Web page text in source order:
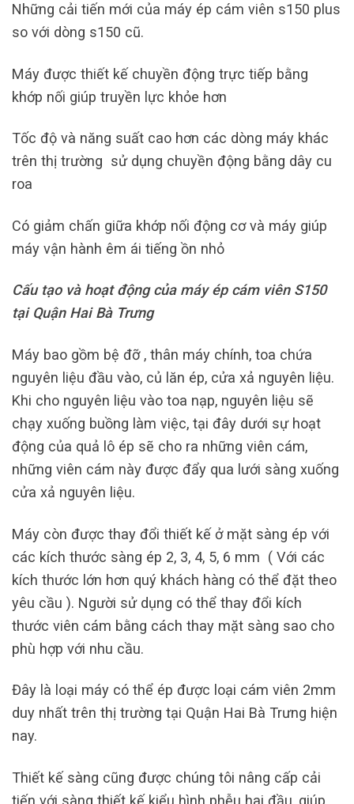
Những cải tiến mới của máy ép cám viên s150 plus
so với dòng s150 cũ.
Máy được thiết kế chuyền động trực tiếp bằng
khớp nối giúp truyền lực khỏe hơn
Tốc độ và năng suất cao hơn các dòng máy khác
trên thị trường sử dụng chuyền động bằng dây cu
roa
Có giảm chấn giữa khớp nối động cơ và máy giúp
máy vận hành êm ái tiếng ồn nhỏ
Cấu tạo và hoạt động của máy ép cám viên S150
tại Quận Hai Bà Trưng
Máy bao gồm bệ đỡ , thân máy chính, toa chứa
nguyên liệu đầu vào, củ lăn ép, cửa xả nguyên liệu.
Khi cho nguyên liệu vào toa nạp, nguyên liệu sẽ
chạy xuống buồng làm việc, tại đây dưới sự hoạt
động của quả lô ép sẽ cho ra những viên cám,
những viên cám này được đẩy qua lưới sàng xuống
cửa xả nguyên liệu.
Máy còn được thay đổi thiết kế ở mặt sàng ép với
các kích thước sàng ép 2, 3, 4, 5, 6 mm ( Với các
kích thước lớn hơn quý khách hàng có thể đặt theo
yêu cầu ). Người sử dụng có thể thay đổi kích
thước viên cám bằng cách thay mặt sàng sao cho
phù hợp với nhu cầu.
Đây là loại máy có thể ép được loại cám viên 2mm
duy nhất trên thị trường tại Quận Hai Bà Trưng hiện
nay.
Thiết kế sàng cũng được chúng tôi nâng cấp cải
tiến với sàng thiết kế kiểu hình phễu hai đầu, giúp